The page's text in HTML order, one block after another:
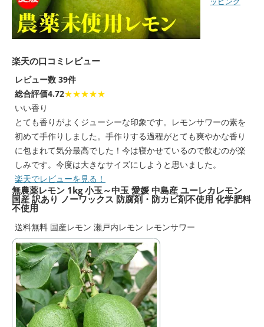
楽天の口コミレビュー
レビュー数 39件
総合評価4.72★★★★★
いい香り
とても香りがよくジューシーな印象です。レモンサワーの素を
初めて手作りしました。手作りする過程がとても爽やかな香り
に包まれて気分最高でした！今は寝かせているので飲むのが楽
しみです。今度は大きなサイズにしようと思いました。
楽天でレビューを見る！
無農薬レモン 1kg 小玉～中玉 愛媛 中島産 ユーレカレモン
国産 訳あり ノーワックス 防腐剤・防カビ剤不使用 化学肥料
不使用
送料無料 国産レモン 瀬戸内レモン レモンサワー